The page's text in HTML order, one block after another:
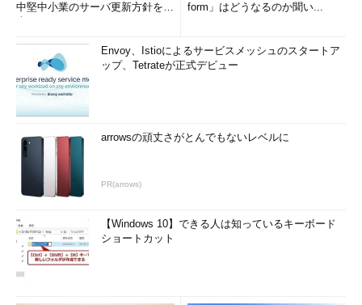
中堅中小業のサーバ更新方針を調
form」はどうなるのか聞い...
Envoy、Istioによるサービスメッシュのスタートア
ップ、Tetrateが正式デビュー
arrowsの頑丈さがとんでもないレベルに
PR(arrows)
【Windows 10】できる人は知っているキーボード
ショートカット